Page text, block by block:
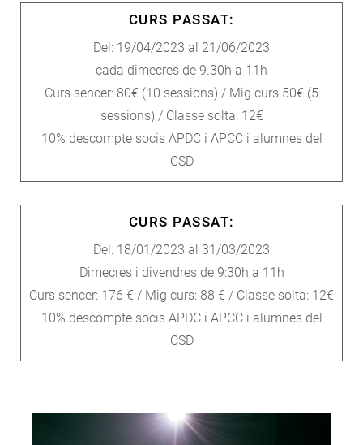
CURS PASSAT:
Del: 19/04/2023 al 21/06/2023
cada dimecres de 9.30h a 11h
Curs sencer: 80€ (10 sessions) / Mig curs 50€ (5
sessions) / Classe solta: 12€
10% descompte socis APDC i APCC i alumnes del
CSD
CURS PASSAT:
Del: 18/01/2023 al 31/03/2023
Dimecres i divendres de 9:30h a 11h
Curs sencer: 176 € / Mig curs: 88 € / Classe solta: 12€
10% descompte socis APDC i APCC i alumnes del
CSD